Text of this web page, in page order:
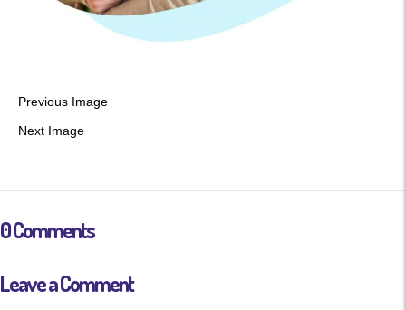
Previous Image
Next Image
0 Comments
Leave a Comment